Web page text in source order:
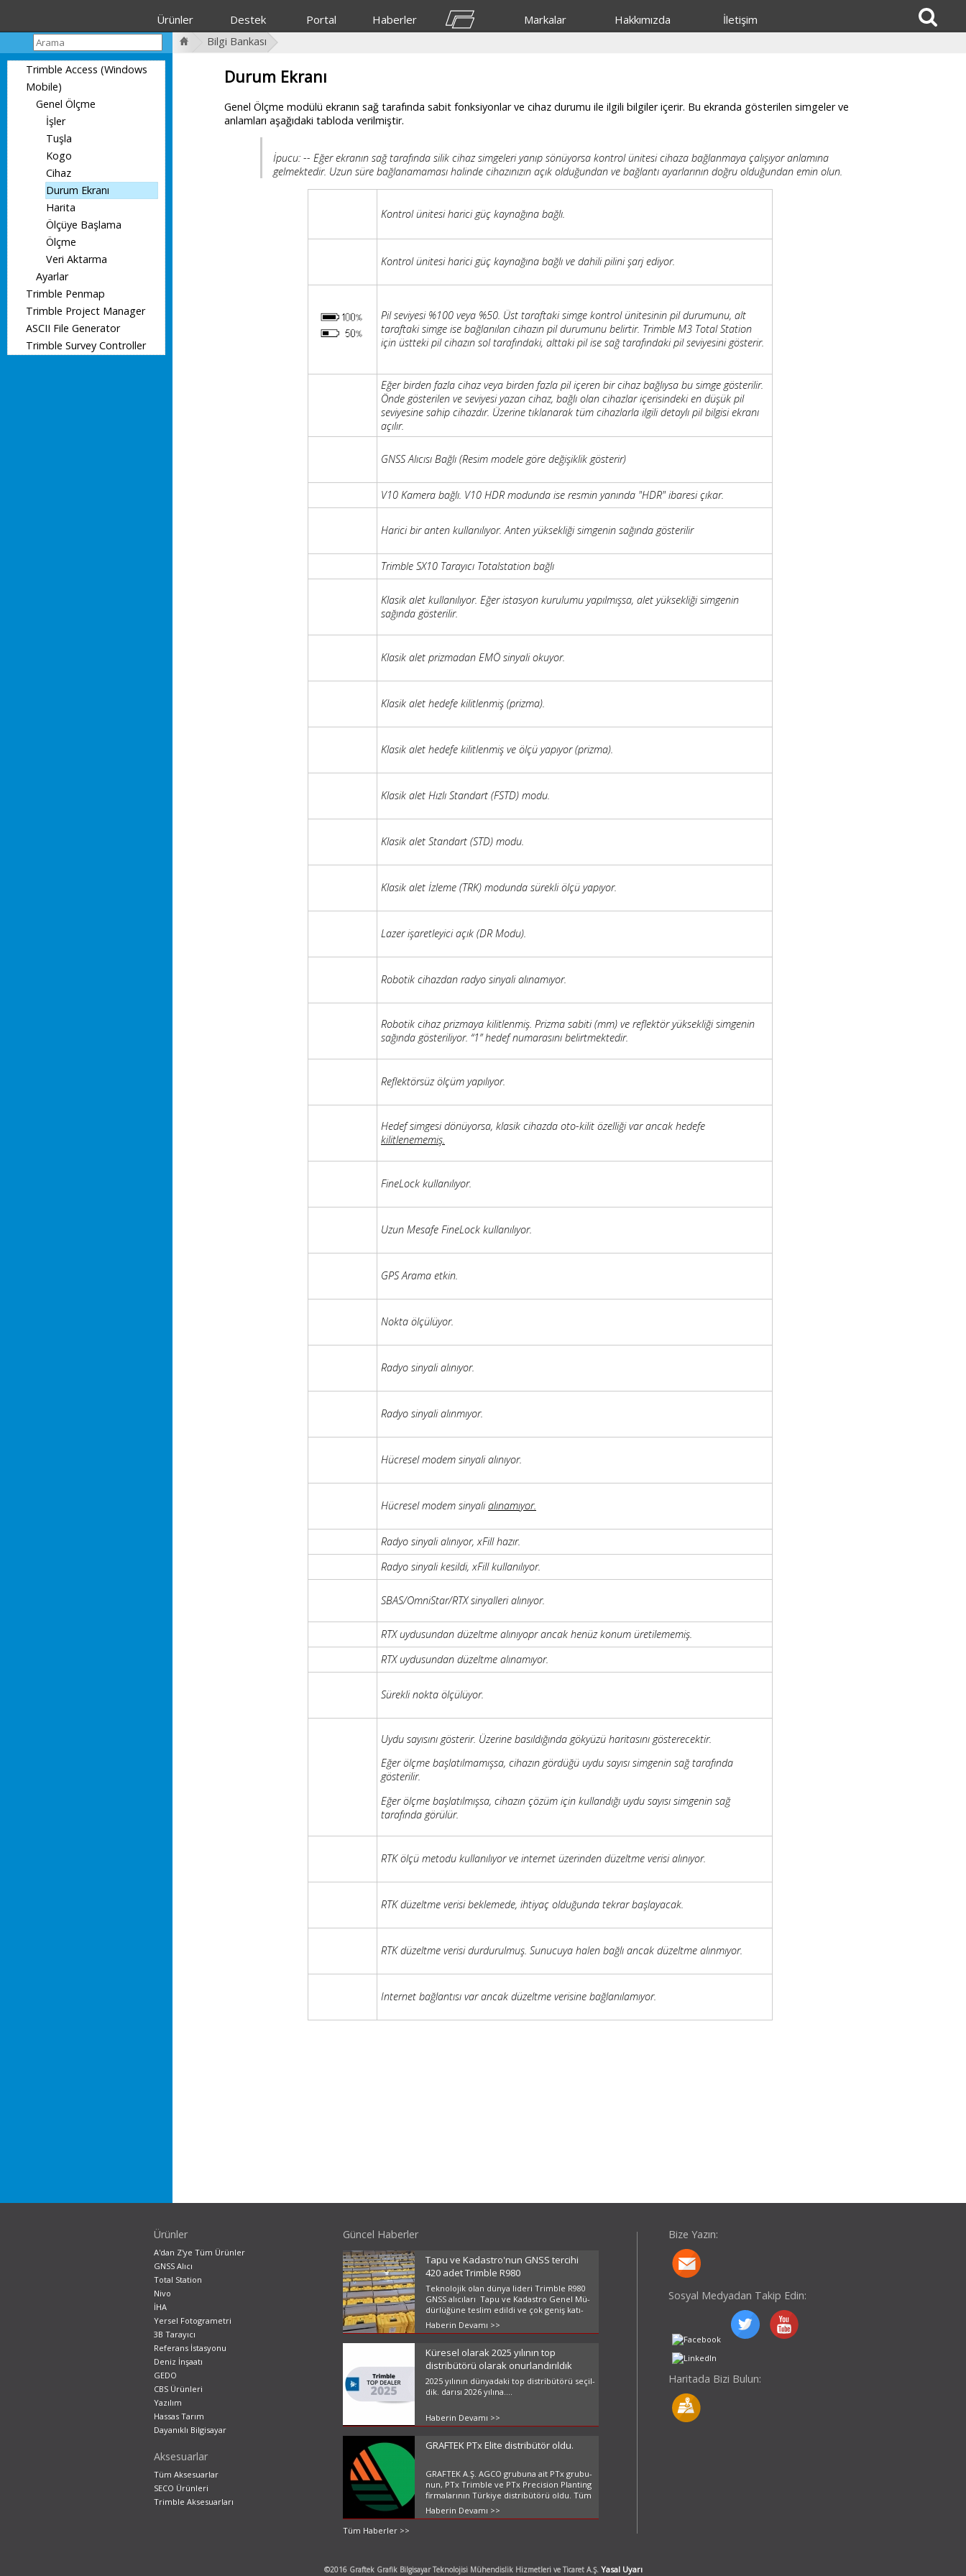
Ürünler Destek Portal Haberler Markalar Hakkımızda İletişim
Bilgi Bankası
Trimble Access (Windows
Mobile)
Genel Ölçme
İşler
Tuşla
Kogo
Cihaz
Durum Ekranı
Harita
Ölçüye Başlama
Ölçme
Veri Aktarma
Ayarlar
Trimble Penmap
Trimble Project Manager
ASCII File Generator
Trimble Survey Controller
Durum Ekranı
Genel Ölçme modülü ekranın sağ tarafında sabit fonksiyonlar ve cihaz durumu ile ilgili bilgiler içerir. Bu ekranda gösterilen simgeler ve
anlamları aşağıdaki tabloda verilmiştir.
İpucu: -- Eğer ekranın sağ tarafında silik cihaz simgeleri yanıp sönüyorsa kontrol ünitesi cihaza bağlanmaya çalışıyor anlamına
gelmektedir. Uzun süre bağlanamaması halinde cihazınızın açık olduğundan ve bağlantı ayarlarının doğru olduğundan emin olun.
Kontrol ünitesi harici güç kaynağına bağlı.
Kontrol ünitesi harici güç kaynağına bağlı ve dahili pilini şarj ediyor.
Pil seviyesi %100 veya %50. Üst taraftaki simge kontrol ünitesinin pil durumunu, alt
taraftaki simge ise bağlanılan cihazın pil durumunu belirtir. Trimble M3 Total Station
için üstteki pil cihazın sol tarafındaki, alttaki pil ise sağ tarafındaki pil seviyesini gösterir.
Eğer birden fazla cihaz veya birden fazla pil içeren bir cihaz bağlıysa bu simge gösterilir.
Önde gösterilen ve seviyesi yazan cihaz, bağlı olan cihazlar içerisindeki en düşük pil
seviyesine sahip cihazdır. Üzerine tıklanarak tüm cihazlarla ilgili detaylı pil bilgisi ekranı
açılır.
GNSS Alıcısı Bağlı (Resim modele göre değişiklik gösterir)
V10 Kamera bağlı. V10 HDR modunda ise resmin yanında "HDR" ibaresi çıkar.
Harici bir anten kullanılıyor. Anten yüksekliği simgenin sağında gösterilir
Trimble SX10 Tarayıcı Totalstation bağlı
Klasik alet kullanılıyor. Eğer istasyon kurulumu yapılmışsa, alet yüksekliği simgenin
sağında gösterilir.
Klasik alet prizmadan EMÖ sinyali okuyor.
Klasik alet hedefe kilitlenmiş (prizma).
Klasik alet hedefe kilitlenmiş ve ölçü yapıyor (prizma).
Klasik alet Hızlı Standart (FSTD) modu.
Klasik alet Standart (STD) modu.
Klasik alet İzleme (TRK) modunda sürekli ölçü yapıyor.
Lazer işaretleyici açık (DR Modu).
Robotik cihazdan radyo sinyali alınamıyor.
Robotik cihaz prizmaya kilitlenmiş. Prizma sabiti (mm) ve reflektör yüksekliği simgenin
sağında gösteriliyor. “1” hedef numarasını belirtmektedir.
Reflektörsüz ölçüm yapılıyor.
Hedef simgesi dönüyorsa, klasik cihazda oto-kilit özelliği var ancak hedefe
kilitlenememiş.
FineLock kullanılıyor.
Uzun Mesafe FineLock kullanılıyor.
GPS Arama etkin.
Nokta ölçülüyor.
Radyo sinyali alınıyor.
Radyo sinyali alınmıyor.
Hücresel modem sinyali alınıyor.
Hücresel modem sinyalialınamıyor.
Radyo sinyali alınıyor, xFill hazır.
Radyo sinyali kesildi, xFill kullanılıyor.
SBAS/OmniStar/RTX sinyalleri alınıyor.
RTX uydusundan düzeltme alınıyopr ancak henüz konum üretilememiş.
RTX uydusundan düzeltme alınamıyor.
Sürekli nokta ölçülüyor.
Uydu sayısını gösterir. Üzerine basıldığında gökyüzü haritasını gösterecektir.
Eğer ölçme başlatılmamışsa, cihazın gördüğü uydu sayısı simgenin sağ tarafında
gösterilir.
Eğer ölçme başlatılmışsa, cihazın çözüm için kullandığı uydu sayısı simgenin sağ
tarafında görülür.
RTK ölçü metodu kullanılıyor ve internet üzerinden düzeltme verisi alınıyor.
RTK düzeltme verisi beklemede, ihtiyaç olduğunda tekrar başlayacak.
RTK düzeltme verisi durdurulmuş. Sunucuya halen bağlı ancak düzeltme alınmıyor.
Internet bağlantısı var ancak düzeltme verisine bağlanılamıyor.
Ürünler
A'dan Z'ye Tüm Ürünler
GNSS Alıcı
Total Station
Nivo
İHA
Yersel Fotogrametri
3B Tarayıcı
Referans İstasyonu
Deniz İnşaatı
GEDO
CBS Ürünleri
Yazılım
Hassas Tarım
Dayanıklı Bilgisayar
Aksesuarlar
Tüm Aksesuarlar
SECO Ürünleri
Trimble Aksesuarları
Güncel Haberler
Tapu ve Kadastro'nun GNSS tercihi
420 adet Trimble R980
Tek­no­lo­jik olan dün­ya li­de­ri Trimb­le R980
GNSS alı­cı­la­rı Tapu ve Ka­dast­ro Ge­nel Mü­
dür­lü­ğü­ne tes­lim edil­di ve çok ge­niş ka­tı­
lım­lı te­orik ve uy­gu­la­ma­lı 3 ayrı eği­tim ve­ril­
di. ...
Haberin Devamı >>
Küresel olarak 2025 yılının top
distribütörü olarak onurlandırıldık
2025 yı­lı­nın dün­ya­da­ki top dist­ri­bü­tö­rü se­çil­
dik. da­rı­sı 2026 yı­lı­na....
Haberin Devamı >>
GRAFTEK PTx Elite distribütör oldu.
GRAF­TEK A.Ş. AGCO gru­bu­na ait PTx gru­bu­
nun, PTx Trimb­le ve PTx Pre­ci­si­on Plan­ting
fir­ma­la­rı­nın Tür­ki­ye dist­ri­bü­tö­rü oldu. Tüm
ürün grup­la­rı­nı içe­ren bu olu­şum, dün­ya­da
çok az sa­yı­da f...
Haberin Devamı >>
Tüm Haberler >>
Bize Yazın:
Sosyal Medyadan Takip Edin:
Haritada Bizi Bulun:
©2016 Graftek Grafik Bilgisayar Teknolojisi Mühendislik Hizmetleri ve Ticaret A.Ş. Yasal Uyarı